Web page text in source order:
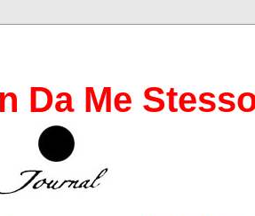
Da Me